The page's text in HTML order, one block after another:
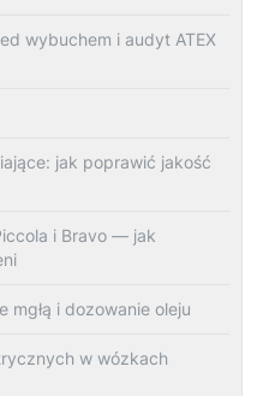
wybuchem i audyt ATEX
jak poprawić jakość
i Bravo — jak
i dozowanie oleju
w wózkach